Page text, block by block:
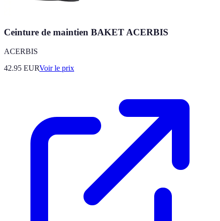
Ceinture de maintien BAKET ACERBIS
ACERBIS
42.95 EURVoir le prix